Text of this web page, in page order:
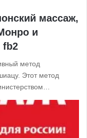
массаж,
и
fb2
метод
Этот метод